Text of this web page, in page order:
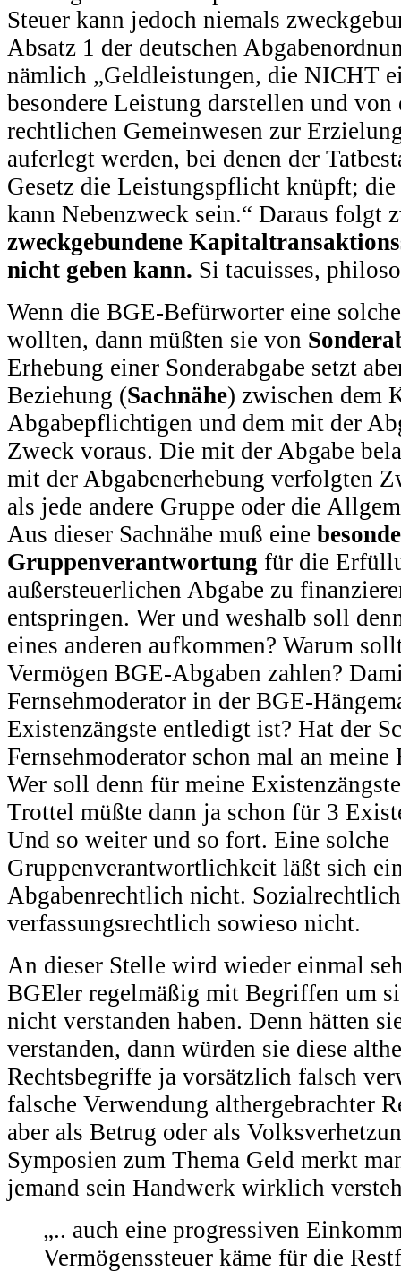
Steuer kann jedoch niemals
Absatz 1 der deutschen
nämlich „Geldleistungen, die NICHT
besondere Leistung darstellen und
rechtlichen Gemeinwesen zur
auferlegt werden, bei denen der
Gesetz die Leistungspflicht knüpft;
kann Nebenzweck sein.“ Daraus folgt
zweckgebundene
nicht geben kann. Si tacuisses,
Wenn die BGE-Befürworter eine
wollten, dann müßten sie von
Erhebung einer Sonderabgabe setzt
Beziehung (Sachnähe) zwischen dem
Abgabepflichtigen und dem mit der
Zweck voraus. Die mit der Abgabe
mit der Abgabenerhebung verfolgten
als jede andere Gruppe oder die
Aus dieser Sachnähe muß eine
Gruppenverantwortung für die
außersteuerlichen Abgabe zu
entspringen. Wer und weshalb soll
eines anderen aufkommen? Warum
Vermögen BGE-Abgaben zahlen?
Fernsehmoderator in der BGE-
Existenzängste entledigt ist? Hat der
Fernsehmoderator schon mal an meine
Wer soll denn für meine
Trottel müßte dann ja schon für 3
Und so weiter und so fort. Eine solche
Gruppenverantwortlichkeit läßt sich
Abgabenrechtlich nicht.
verfassungsrechtlich sowieso nicht.
An dieser Stelle wird wieder einmal
BGEler regelmäßig mit Begriffen um
nicht verstanden haben. Denn hätten
verstanden, dann würden sie diese
Rechtsbegriffe ja vorsätzlich falsch
falsche Verwendung althergebrachter
aber als Betrug oder als
Symposien zum Thema Geld merkt
jemand sein Handwerk wirklich
„.. auch eine progressiven
Vermögenssteuer käme für die